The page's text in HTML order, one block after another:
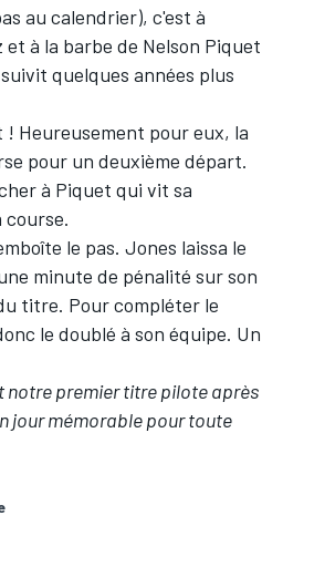
au calendrier), c'est à
à la barbe de Nelson Piquet
quelques années plus
! Heureusement pour eux, la
pour un deuxième départ.
à Piquet qui vit sa
le pas. Jones laissa le
minute de pénalité sur son
titre. Pour compléter le
le doublé à son équipe. Un
notre premier titre pilote après
jour mémorable pour toute